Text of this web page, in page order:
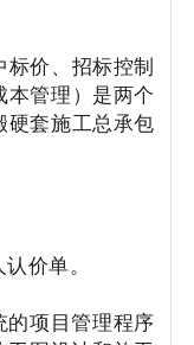
价、招标控制
管理）是两个
硬套施工总承包
价单。
的项目管理程序